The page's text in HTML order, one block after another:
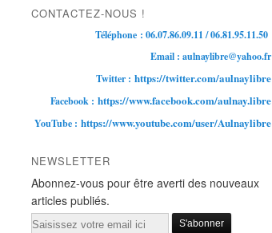
CONTACTEZ-NOUS !
Téléphone : 06.07.86.09.11 / 06.81.95.11.50
Email : aulnaylibre@yahoo.fr
Twitter : https://twitter.com/aulnaylibre
Facebook : https://www.facebook.com/aulnay.libre
YouTube : https://www.youtube.com/user/Aulnaylibre
NEWSLETTER
Abonnez-vous pour être averti des nouveaux
articles publiés.
Email